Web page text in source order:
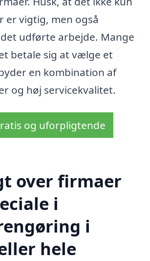
er vigtig, men også
udførte arbejde. Mange
betale sig at vælge et
en kombination af
og høj servicekvalitet.
og uforpligtende
over firmaer
i
i
hele